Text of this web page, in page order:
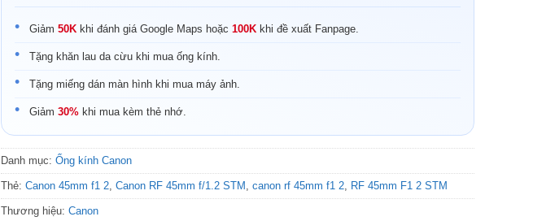
Giảm 50K khi đánh giá Google Maps hoặc 100K khi đề xuất Fanpage.
Tặng khăn lau da cừu khi mua ống kính.
Tặng miếng dán màn hình khi mua máy ảnh.
Giảm 30% khi mua kèm thẻ nhớ.
Danh mục: Ống kính Canon
Thẻ: Canon 45mm f1 2, Canon RF 45mm f/1.2 STM , canon rf 45mm f1 2, RF 45mm F1 2 STM
Thương hiệu: Canon